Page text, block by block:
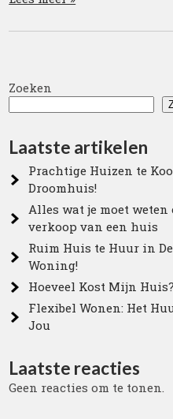
Zoeken
Laatste artikelen
Prachtige Huizen te
Droomhuis!
Alles wat je moet
verkoop van een huis
Ruim Huis te Huur in
Woning!
Hoeveel Kost Mijn Huis?
Flexibel Wonen: Het
Jou
Laatste reacties
Geen reacties om te tonen.